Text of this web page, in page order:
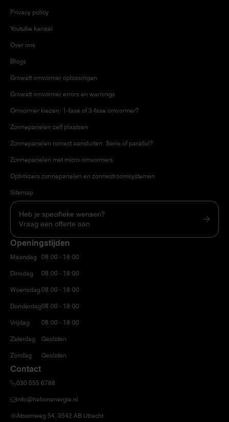
Privacy policy
Youtube kanaal
Over ons
Blogs
Growatt omvormer oplossingen
Growatt omvormer errors en warnings
Omvormer kiezen: 1-fase of 3-fase omvormer?
Zonnepanelen zelf plaatsen
Zonnepanelen correct aansluiten: Serie of parallel?
Zonnepanelen met micro-omvormers
Optimizers zonnepanelen en zonnestroomsystemen
Sitemap
Heb je specifieke wensen?
Vraag een offerte aan
Openingstijden
Maandag
Dinsdag
Woensdag
Donderdag
Vrijdag
Zaterdag
Zondag
08:00 - 18:00
08:00 - 18:00
08:00 - 18:00
08:00 - 18:00
08:00 - 18:00
Gesloten
Gesloten
Contact
030 555 6788
info@helionenergie.nl
Atoomweg 54, 3542 AB Utrecht